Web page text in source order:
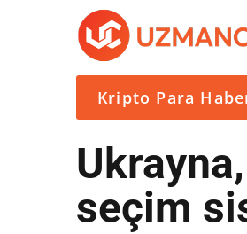
Kripto Para
seçim